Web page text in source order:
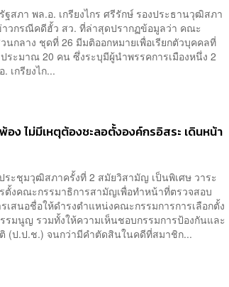
สภา พล.อ. เกรียงไกร ศรีรักษ์ รองประธานวุฒิสภา
วกรณีคดีฮั้ว สว. ที่ล่าสุดปรากฏข้อมูลว่า คณะ
กลาง ชุดที่ 26 มีมติออกหมายเพื่อเรียกตัวบุคคลที่
ระมาณ 20 คน ซึ่งระบุมีผู้นำพรรคการเมืองหนึ่ง 2
เกรียงไก...
อง ไม่มีเหตุต้องชะลอตั้งองค์กรอิสระ เดินหน้า
ะชุมวุฒิสภาครั้งที่ 2 สมัยวิสามัญ เป็นพิเศษ วาระ
งคณะกรรมาธิการสามัญเพื่อทำหน้าที่ตรวจสอบ
เสนอชื่อให้ดำรงตำแหน่งคณะกรรมการการเลือกตั้ง
รมนูญ รวมทั้งให้ความเห็นชอบกรรมการป้องกันและ
(ป.ป.ช.) จนกว่ามีคำตัดสินในคดีที่สมาชิก...